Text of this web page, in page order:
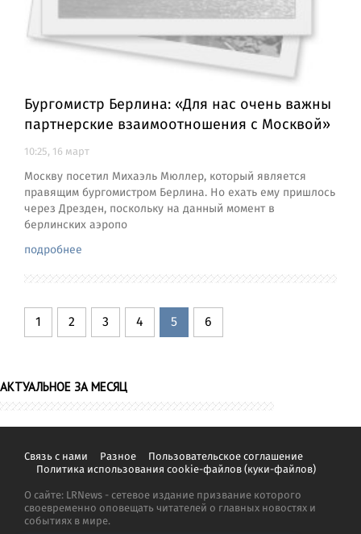
Бургомистр Берлина: «Для нас очень важны
партнерские взаимоотношения с Москвой»
10:25, 16 март
Москву посетил Михаэль Мюллер, который является
правящим бургомистром Берлина. Но ехать ему пришлось
через Дрезден, поскольку на данный момент в
берлинских аэропо
подробнее
1 2 3 4 5 6
АКТУАЛЬНОЕ ЗА МЕСЯЦ
Связь с нами Разное Пользовательское соглашение
Политика использования cookie-файлов (куки-файлов)
О сайте: LRNews - сетевое издание призвание которого
своевременно оповещать читателей о главных новостях и
событиях в мире.